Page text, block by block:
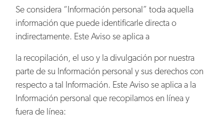
Se considera “Información personal” toda aquella
información que puede identificarle directa o
indirectamente. Este Aviso se aplica a
la recopilación, el uso y la divulgación por nuestra
parte de su Información personal y sus derechos con
respecto a tal Información. Este Aviso se aplica a la
Información personal que recopilamos en línea y
fuera de línea: